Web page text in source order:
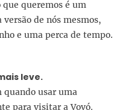
queremos é um
de nós mesmos,
e uma perca de tempo.
leve.
quando usar uma
para visitar a Vovó.